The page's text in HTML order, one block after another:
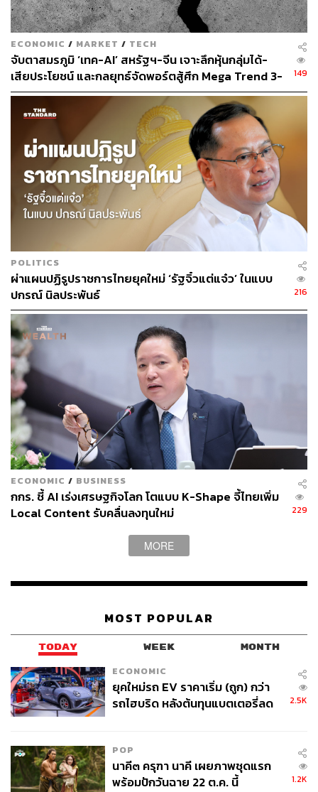
ก้าวหน้าของ AI จะตามไม่ทัน และไม่เกิดขึ้นเร็วพอที่จะกอบกู้
แรงงานทั่วโลกที่มีจำนวนมาก
แซม อัลต์แมน ซีอีโอของ OpenAI กล่าวในการสนทนากับ
แซลลี คอร์นบลูธ ประธาน MIT เมื่อเดือนพฤษภาคม 2024 ว่า
“AI ทำให้งานจำนวนมากหายไป และจะมีงานบางประเภทที่
หายไปโดยสิ้นเชิง”
โดยรวมแล้วทั้งสุไลมานและเกตส์ยังคงมองในแง่ดีเกี่ยวกับ
ศักยภาพของ AI ที่จะเปลี่ยนแปลงชีวิตของผู้คนให้ดีขึ้น
หากคนงานและผู้นำเตรียมพร้อมสำหรับการเปลี่ยนแปลงครั้ง
ใหญ่ ทุกคนควรจะได้รับประโยชน์จากการรักษาที่ก้าวหน้า
สำหรับโรคร้ายแรง วิธีแก้ปัญหาที่สร้างสรรค์ ทั้งการ
เปลี่ยนแปลงสภาพภูมิอากาศและการศึกษาที่มีคุณภาพสูง
สำหรับทุกคน” เกตส์ย้ำ
ทั้งนี้ แรงงานและผู้นำองค์กรควรต้องเตรียมรับมือกับการ
เปลี่ยนแปลงครั้งใหญ่จาก AI โดยสุไลมานเตือนอีกว่า การเตรี
ยมรับมือที่ดีที่สุดนั้น มนุษย์จำเป็นต้องเรียนรู้ที่จะทำงานกับ AI
ให้สอดคล้องกับชีวิตประจำวันและอาชีพ อาจเริ่มต้นด้วยการ
เรียนรู้ AI ออนไลน์ฟรี ไม่ว่าจะเป็น ChatGPT, โมเดลภาษา,
หลักสูตรออนไลน์ เพื่อเรียนรู้ทักษะ AI เช่น Prompt
Engineering
ในตอนท้ายของหนังสือ สุไลมานย้ำว่า นี่คือความท้าทายที่ยิ่ง
ใหญ่ของ AI ที่จะเข้ามาเปลี่ยนแปลงรูปแบบการใช้ชีวิต
ประจำวันในศตวรรษนี้และศตวรรษต่อๆ ไป และวันนี้เริ่มเห็น
แล้วว่าไม่ใช่เรื่องที่เกินจริงอีกต่อไปแล้ว
https://www.cnbc.com/2025/01/21/bill-gates-my-favor
สามารถติดตาม THE STANDARD WEALTH
ผ่านแอปพลิเคชันต่างๆ ที่คุณสะดวกหรือใช้งานอยู่แล้วได้เลย
TAGS: ตกงาน การทำงาน
ปัญญาประดิษฐ์ (Artificial intelligence - AI)
ECONOMIC / MARKET / TECH
จับตาสมรภูมิ ‘เทค-AI’ สหรัฐฯ-จีน เจาะลึกหุ้นกลุ่มได้-
เสียประโยชน์ และกลยุทธ์จัดพอร์ตสู้ศึก Mega Trend 3-
5 ปีข้างหน้า
149
POLITICS
ผ่าแผนปฏิรูปราชการไทยยุคใหม่ ‘รัฐจิ๋วแต่แจ๋ว’ ในแบบ
ปกรณ์ นิลประพันธ์
216
ECONOMIC / BUSINESS
กกร. ชี้ AI เร่งเศรษฐกิจโลก โตแบบ K-Shape จี้ไทยเพิ่ม
Local Content รับคลื่นลงทุนใหม่
229
MORE
MOST POPULAR
TODAY WEEK MONTH
ECONOMIC
ยุคใหม่รถ EV ราคาเริ่ม (ถูก) กว่า
รถไฮบริด หลังต้นทุนแบตเตอรี่ลด
2.5K
POP
นาคี๓ ครุฑา นาคี เผยภาพชุดแรก
พร้อมปักวันฉาย 22 ต.ค. นี้
1.2K